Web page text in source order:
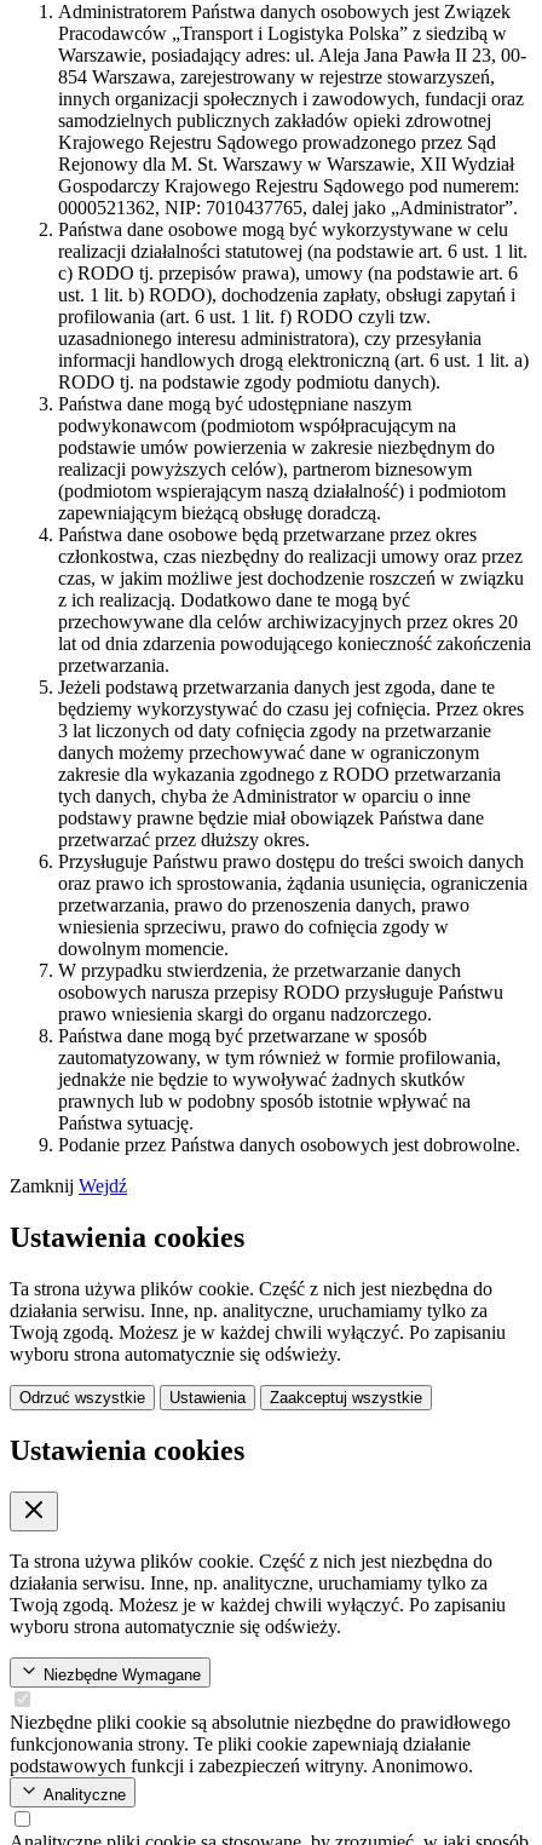
Administratorem Państwa danych osobowych jest Związek
Pracodawców „Transport i Logistyka Polska” z siedzibą w
Warszawie, posiadający adres: ul. Aleja Jana Pawła II 23, 00-
854 Warszawa, zarejestrowany w rejestrze stowarzyszeń,
innych organizacji społecznych i zawodowych, fundacji oraz
samodzielnych publicznych zakładów opieki zdrowotnej
Krajowego Rejestru Sądowego prowadzonego przez Sąd
Rejonowy dla M. St. Warszawy w Warszawie, XII Wydział
Gospodarczy Krajowego Rejestru Sądowego pod numerem:
0000521362, NIP: 7010437765, dalej jako „Administrator”.
Państwa dane osobowe mogą być wykorzystywane w celu
realizacji działalności statutowej (na podstawie art. 6 ust. 1 lit.
c) RODO tj. przepisów prawa), umowy (na podstawie art. 6
ust. 1 lit. b) RODO), dochodzenia zapłaty, obsługi zapytań i
profilowania (art. 6 ust. 1 lit. f) RODO czyli tzw.
uzasadnionego interesu administratora), czy przesyłania
informacji handlowych drogą elektroniczną (art. 6 ust. 1 lit. a)
RODO tj. na podstawie zgody podmiotu danych).
Państwa dane mogą być udostępniane naszym
podwykonawcom (podmiotom współpracującym na
podstawie umów powierzenia w zakresie niezbędnym do
realizacji powyższych celów), partnerom biznesowym
(podmiotom wspierającym naszą działalność) i podmiotom
zapewniającym bieżącą obsługę doradczą.
Państwa dane osobowe będą przetwarzane przez okres
członkostwa, czas niezbędny do realizacji umowy oraz przez
czas, w jakim możliwe jest dochodzenie roszczeń w związku
z ich realizacją. Dodatkowo dane te mogą być
przechowywane dla celów archiwizacyjnych przez okres 20
lat od dnia zdarzenia powodującego konieczność zakończenia
przetwarzania.
Jeżeli podstawą przetwarzania danych jest zgoda, dane te
będziemy wykorzystywać do czasu jej cofnięcia. Przez okres
3 lat liczonych od daty cofnięcia zgody na przetwarzanie
danych możemy przechowywać dane w ograniczonym
zakresie dla wykazania zgodnego z RODO przetwarzania
tych danych, chyba że Administrator w oparciu o inne
podstawy prawne będzie miał obowiązek Państwa dane
przetwarzać przez dłuższy okres.
Przysługuje Państwu prawo dostępu do treści swoich danych
oraz prawo ich sprostowania, żądania usunięcia, ograniczenia
przetwarzania, prawo do przenoszenia danych, prawo
wniesienia sprzeciwu, prawo do cofnięcia zgody w
dowolnym momencie.
W przypadku stwierdzenia, że przetwarzanie danych
osobowych narusza przepisy RODO przysługuje Państwu
prawo wniesienia skargi do organu nadzorczego.
Państwa dane mogą być przetwarzane w sposób
zautomatyzowany, w tym również w formie profilowania,
jednakże nie będzie to wywoływać żadnych skutków
prawnych lub w podobny sposób istotnie wpływać na
Państwa sytuację.
Podanie przez Państwa danych osobowych jest dobrowolne.
Zamknij Wejdź
Ustawienia cookies
Ta strona używa plików cookie. Część z nich jest niezbędna do
działania serwisu. Inne, np. analityczne, uruchamiamy tylko za
Twoją zgodą. Możesz je w każdej chwili wyłączyć. Po zapisaniu
wyboru strona automatycznie się odświeży.
Odrzuć wszystkie Ustawienia Zaakceptuj wszystkie
Ustawienia cookies
Ta strona używa plików cookie. Część z nich jest niezbędna do
działania serwisu. Inne, np. analityczne, uruchamiamy tylko za
Twoją zgodą. Możesz je w każdej chwili wyłączyć. Po zapisaniu
wyboru strona automatycznie się odświeży.
Niezbędne Wymagane
Niezbędne pliki cookie są absolutnie niezbędne do prawidłowego
funkcjonowania strony. Te pliki cookie zapewniają działanie
podstawowych funkcji i zabezpieczeń witryny. Anonimowo.
Analityczne